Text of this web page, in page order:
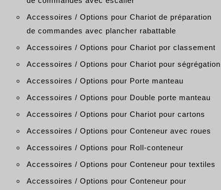
Accessoires / Options pour Chariot de préparation
de commandes avec plancher rabattable
Accessoires / Options pour Chariot por classement
Accessoires / Options pour Chariot pour ségrégation
Accessoires / Options pour Porte manteau
Accessoires / Options pour Double porte manteau
Accessoires / Options pour Chariot pour cartons
Accessoires / Options pour Conteneur avec roues
Accessoires / Options pour Roll-conteneur
Accessoires / Options pour Conteneur pour textiles
Accessoires / Options pour Conteneur pour